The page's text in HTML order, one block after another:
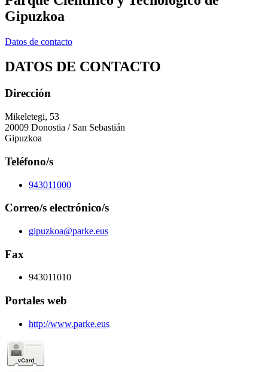
Gipuzkoa
Datos de contacto
DATOS DE CONTACTO
Dirección
Mikeletegi, 53
20009 Donostia / San Sebastián
Gipuzkoa
Teléfono/s
943011000
Correo/s electrónico/s
gipuzkoa@parke.eus
Fax
943011010
Portales web
http://www.parke.eus